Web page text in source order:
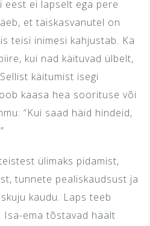
eest ei lapselt ega pere
et täiskasvanutel on
teisi inimesi kahjustab. Ka
kui nad käituvad ülbelt,
käitumist isegi
kaasa hea soorituse või
“Kui saad häid hindeid,
ülimaks pidamist,
tunnete pealiskaudsust ja
kaudu. Laps teeb
Isa-ema tõstavad häält